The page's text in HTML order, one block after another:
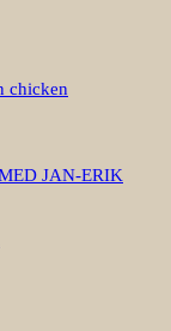
chicken
JAN-ERIK